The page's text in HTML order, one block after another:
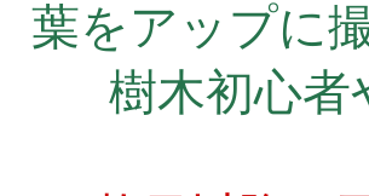
葉をアップに
樹木初心